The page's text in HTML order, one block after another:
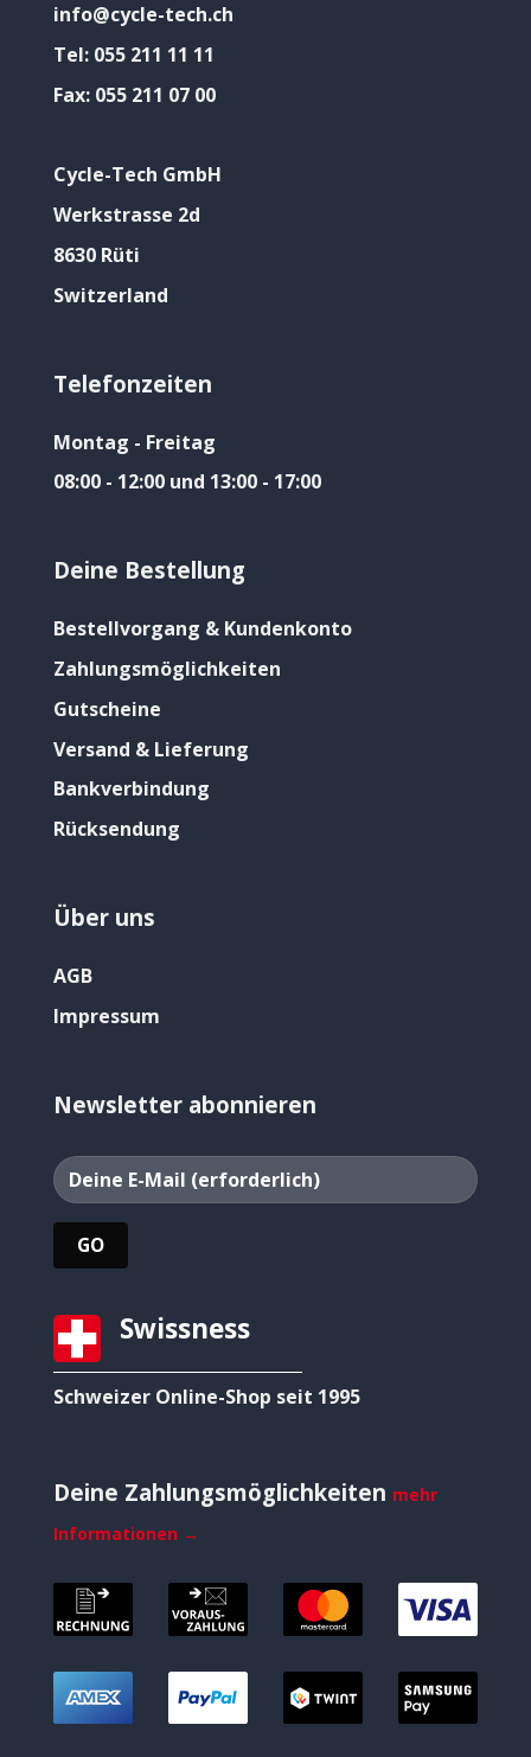
info@cycle-tech.ch
Tel: 055 211 11 11
Fax: 055 211 07 00
Cycle-Tech GmbH
Werkstrasse 2d
8630 Rüti
Switzerland
Telefonzeiten
Montag - Freitag
08:00 - 12:00 und 13:00 - 17:00
Deine Bestellung
Bestellvorgang & Kundenkonto
Zahlungsmöglichkeiten
Gutscheine
Versand & Lieferung
Bankverbindung
Rücksendung
Über uns
AGB
Impressum
Newsletter abonnieren
Swissness
Schweizer Online-Shop seit 1995
Deine Zahlungsmöglichkeiten mehr
Informationen →